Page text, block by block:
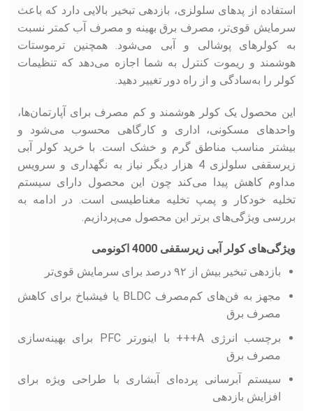
استفاده از پدهای سلولزی، بازدهی تبخیر بالایی دارد که باعث
سرمایش قوی‌تر، مصرف برق بهینه و مصرف آب کمتر نسبت
به کولرهای پوشالی و آبی می‌شود. همچنین ترموستات
هوشمند و ریموت کنترل به شما اجازه می‌دهد که تنظیمات
کولر را به‌سادگی و از راه دور تغییر دهید.
این محصول یک کولر هوشمند و کم ‌مصرف برای آپارتمان‌ها،
واحدهای مسکونی، اداری و کارگاهی محسوب می‌شود و
بیشتر مناسب مناطق گرم و خشک است. با خرید کولر آبی
زیرسقفی سلولزی 4 هزار دیگر نیاز به نگهداری و سرویس
مداوم کاهش پیدا می‌کند چون این محصول دارای سیستم
تخلیه خودکار و پمپ تخلیه مغناطیسی است. در ادامه به
بررسی ویژگی‌های برتر این محصول می‌پردازیم.
ویژگی‌های کولر آبی زیرسقفی 4000 اکونومی
بازدهی تبخیر بیش از ۹۲ درصد برای سرمایش قوی‌تر
مجهز به فن‌های کم‌‌مصرف BLDC یا فیشباخ برای کاهش
مصرف برق
برچسب انرژی A+++ با اینورتر PFC برای بهینه‌سازی
مصرف برق
سیستم آبرسانی پرده‌ای آبشاری با طراحی ویژه برای
افزایش بازدهی